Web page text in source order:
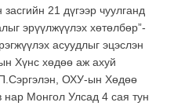
21 дүгээр чуулганд
эрүүлжүүлэх хөтөлбөр”-
асуудлыг эцэслэн
Хүнс хөдөө аж ахуй
ОХУ-ын Хөдөө
Монгол Улсад 4 сая тун